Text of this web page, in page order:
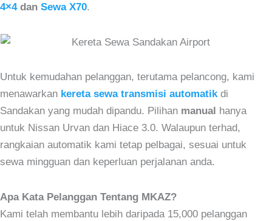
4×4dan Sewa X70.
Untuk kemudahan pelanggan, terutama pelancong, kami
menawarkan kereta sewa transmisi automatikdi
Sandakan yang mudah dipandu. Pilihan manual hanya
untuk Nissan Urvan dan Hiace 3.0. Walaupun terhad,
rangkaian automatik kami tetap pelbagai, sesuai untuk
sewa mingguan dan keperluan perjalanan anda.
Apa Kata Pelanggan Tentang MKAZ?
Kami telah membantu lebih daripada 15,000 pelanggan